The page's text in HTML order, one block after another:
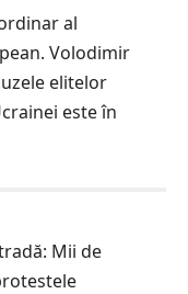
al
Volodimir
elitelor
este în
Mii de